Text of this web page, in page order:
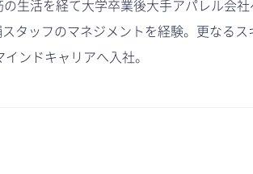
生活を経て大学卒業後大手アパレル会社
タッフのマネジメントを経験。更なるス
ンドキャリアへ入社。